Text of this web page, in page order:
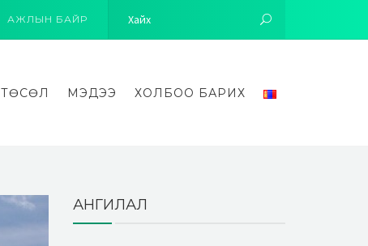
АЖЛЫН БАЙР
ТӨСӨЛ МЭДЭЭ ХОЛБОО БАРИХ
АНГИЛАЛ